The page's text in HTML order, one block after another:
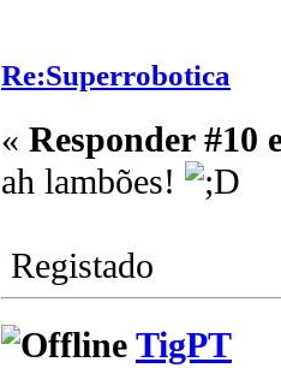
Re:Superrobotica
« Responder #10
ah lambões!
Registado
TigPT